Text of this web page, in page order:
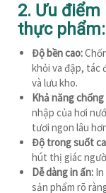
2. Ưu điểm
thực phẩm:
Độ bền cao:
khỏi va đập, tác
và lưu kho.
Khả năng
nhập của hơi
tươi ngon lâu
Độ trong suốt
hút thị giác
Dễ dàng in ấn:
sản phẩm rõ